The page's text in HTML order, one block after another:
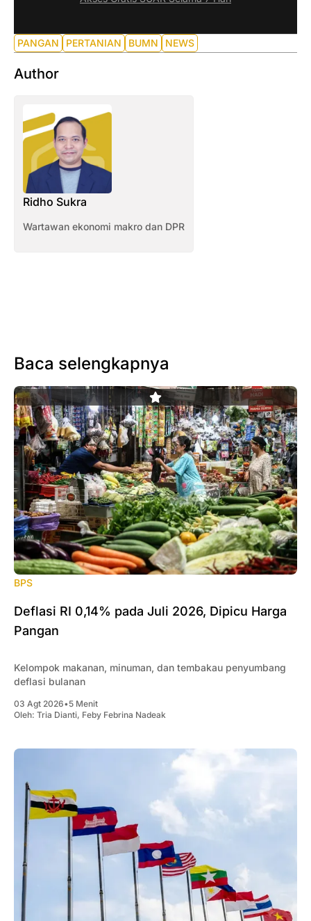
PANGAN PERTANIAN BUMN NEWS
Author
Ridho Sukra
Wartawan ekonomi makro dan DPR
Baca selengkapnya
BPS
Deflasi RI 0,14% pada Juli 2026, Dipicu Harga
Pangan
Kelompok makanan, minuman, dan tembakau penyumbang
deflasi bulanan
03 Agt 2026•5 Menit
Oleh: Tria Dianti, Feby Febrina Nadeak